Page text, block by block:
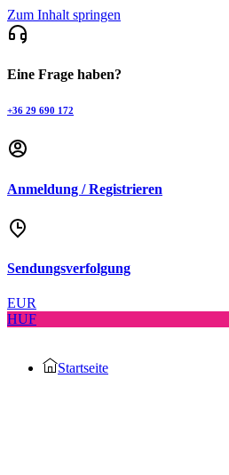
Zum Inhalt springen
Eine Frage haben?
+36 29 690 172
Anmeldung / Registrieren
Sendungsverfolgung
EUR
HUF
Startseite